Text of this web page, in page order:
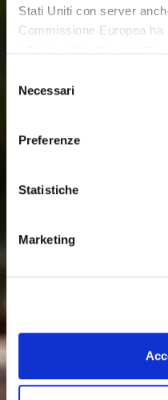
Stati Uniti con server
Commissione Europea
stessi da parte delle
tutela e ai diritti
una decisione di
momento il tuo consenso
finalità e le modalità del
delNecessari
Preferenze
Statistiche
Marketing